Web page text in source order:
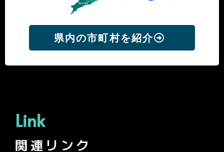
県内の市町村を紹介
Link
関連リンク